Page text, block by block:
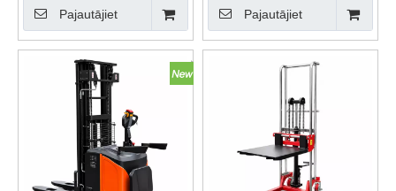
Pajautājiet
Pajautājiet